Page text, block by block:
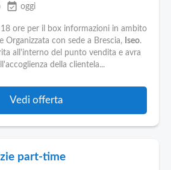
event_available oggi
ore per il box informazioni in ambito
Organizzata con sede a Brescia, Iseo.
all'interno del punto vendita e avra
della clientela...
Vedi offerta
part-time